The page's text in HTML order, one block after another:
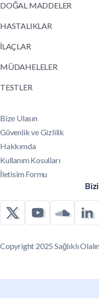
DOĞAL MADDELER
HASTALIKLAR
İLAÇLAR
MÜDAHELELER
TESTLER
Bize Ulasın
Güvenlik ve Gizlilik
Hakkımda
Kullanım Kosulları
İletisim Formu
Copyright 2025 Sağlıklı